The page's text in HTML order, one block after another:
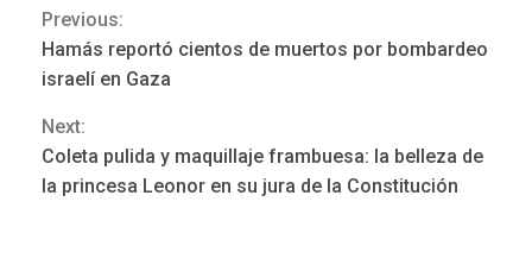
Continue
Reading
Previous:
Hamás reportó cientos de muertos por bombardeo
israelí en Gaza
Next:
Coleta pulida y maquillaje frambuesa: la belleza de
la princesa Leonor en su jura de la Constitución
4
GUERRA EN EL MUNDO
TITULARES
REGIONALES
TITULARES
ÚLTIMA HORA